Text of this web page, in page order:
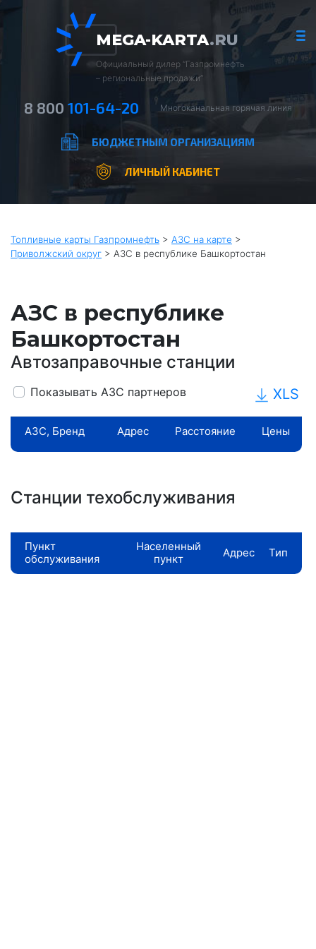
MEGA-KARTA.RU
Официальный дилер “Газпромнефть
– региональные продажи”
8 800 101-64-20 Многоканальная горячая линия
БЮДЖЕТНЫМ ОРГАНИЗАЦИЯМ
ЛИЧНЫЙ КАБИНЕТ
Топливные карты Газпромнефть > АЗС на карте >
Приволжский округ > АЗС в республике Башкортостан
АЗС в республике
Башкортостан
Автозаправочные станции
Показывать АЗС партнеров XLS
АЗС, Бренд Адрес Расстояние Цены
Станции техобслуживания
Пункт
обслуживания
Населенный
пункт
Адрес Тип